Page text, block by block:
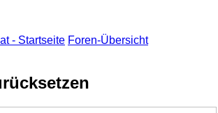
- Startseite Foren-Übersicht